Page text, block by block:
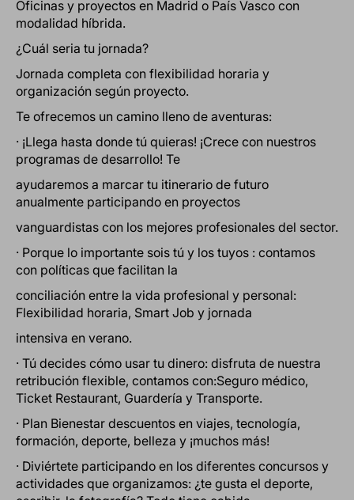
Oficinas y proyectos en Madrid o País Vasco con
modalidad híbrida.
¿Cuál seria tu jornada?
Jornada completa con flexibilidad horaria y
organización según proyecto.
Te ofrecemos un camino lleno de aventuras:
· ¡Llega hasta donde tú quieras! ¡Crece con nuestros
programas de desarrollo! Te
ayudaremos a marcar tu itinerario de futuro
anualmente participando en proyectos
vanguardistas con los mejores profesionales del sector.
· Porque lo importante sois tú y los tuyos : contamos
con políticas que facilitan la
conciliación entre la vida profesional y personal:
Flexibilidad horaria, Smart Job y jornada
intensiva en verano.
· Tú decides cómo usar tu dinero: disfruta de nuestra
retribución flexible, contamos con:Seguro médico,
Ticket Restaurant, Guardería y Transporte.
· Plan Bienestar descuentos en viajes, tecnología,
formación, deporte, belleza y ¡muchos más!
· Diviértete participando en los diferentes concursos y
actividades que organizamos: ¿te gusta el deporte,